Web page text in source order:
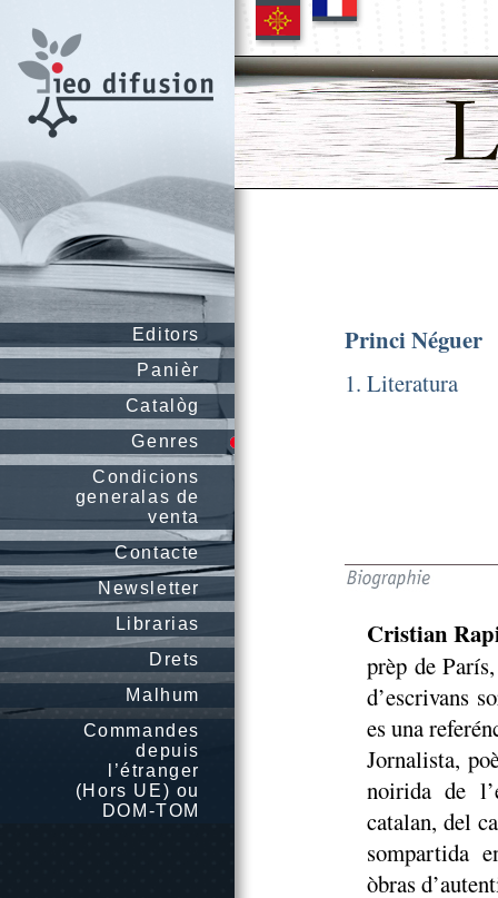
Editors
Panièr
Catalòg
Genres
Condicions
generalas de
venta
Contacte
Newsletter
Librarias
Drets
Malhum
Commandes
depuis
l’étranger
(Hors UE) ou
DOM-TOM
Princi Néguer
1. Literatura
Cristian
prèp de
d’escrivans
es una
Jornalista,
noirida de
catalan, del
sompartida
òbras